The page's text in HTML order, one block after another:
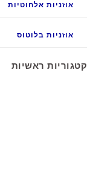
אוזניות אלחוטיות
אוזניות בלוטוס
קטגוריות ראשיות